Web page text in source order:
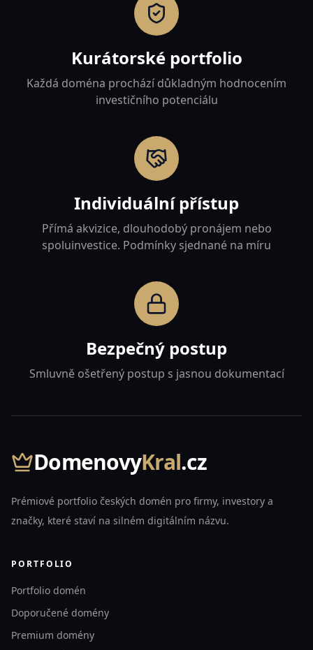
Kurátorské portfolio
Každá doména prochází důkladným hodnocením
investičního potenciálu
Individuální přístup
Přímá akvizice, dlouhodobý pronájem nebo
spoluinvestice. Podmínky sjednané na míru
Bezpečný postup
Smluvně ošetřený postup s jasnou dokumentací
DomenovyKral.cz
Prémiové portfolio českých domén pro firmy, investory a
značky, které staví na silném digitálním názvu.
PORTFOLIO
Portfolio domén
Doporučené domény
Premium domény